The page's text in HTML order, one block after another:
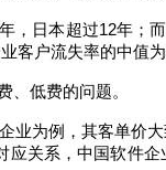
，日本超过12年；
客户流失率的中值为
、低费的问题。
业为例，其客单价
关系，中国软件